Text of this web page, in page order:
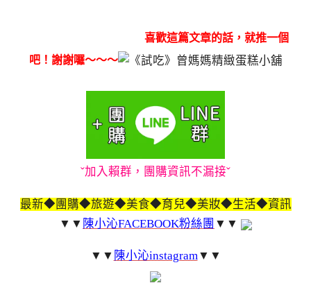
喜歡這篇文章的話，就推一個
吧！謝謝囉～～～
ˇ加入賴群，團購資訊不漏接ˇ
最新◆團購◆旅遊◆美食◆育兒◆美妝◆生活◆資訊
▼▼ 陳小沁FACEBOOK粉絲團 ▼▼
▼▼ 陳小沁instagram▼▼